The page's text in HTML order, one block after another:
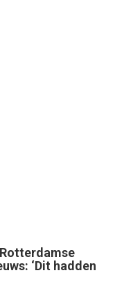
‘Dit hadden